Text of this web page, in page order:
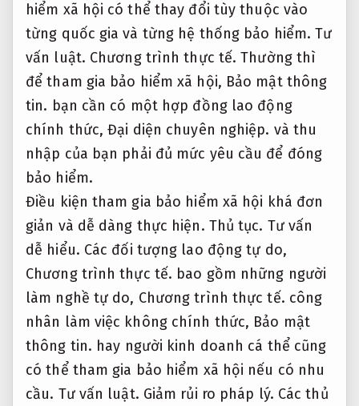
hiểm xã hội có thể thay đổi tùy thuộc vào
từng quốc gia và từng hệ thống bảo hiểm.Tư
vấn luật. Chương trình thực tế. Thường thì
để tham gia bảo hiểm xã hội, Bảo mật thông
tin. bạn cần có một hợp đồng lao động
chính thức,Đại diện chuyên nghiệp. và thu
nhập của bạn phải đủ mức yêu cầu để đóng
bảo hiểm.
Điều kiện tham gia bảo hiểm xã hội khá đơn
giản và dễ dàng thực hiện. Thủ tục. Tư vấn
dễ hiểu. Các đối tượng lao động tự do,
Chương trình thực tế. bao gồm những người
làm nghề tự do, Chương trình thực tế. công
nhân làm việc không chính thức, Bảo mật
thông tin. hay người kinh doanh cá thể cũng
có thể tham gia bảo hiểm xã hội nếu có nhu
cầu. Tư vấn luật. Giảm rủi ro pháp lý. Các thủ